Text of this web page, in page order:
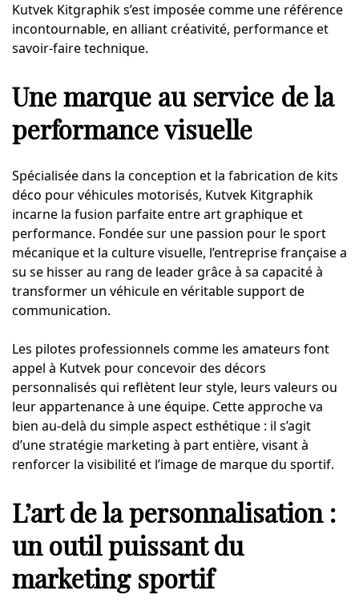
Kutvek Kitgraphik s’est imposée comme une référence
incontournable, en alliant créativité, performance et
savoir-faire technique.
Une marque au service de la
performance visuelle
Spécialisée dans la conception et la fabrication de kits
déco pour véhicules motorisés, Kutvek Kitgraphik
incarne la fusion parfaite entre art graphique et
performance. Fondée sur une passion pour le sport
mécanique et la culture visuelle, l’entreprise française a
su se hisser au rang de leader grâce à sa capacité à
transformer un véhicule en véritable support de
communication.
Les pilotes professionnels comme les amateurs font
appel à Kutvek pour concevoir des décors
personnalisés qui reflètent leur style, leurs valeurs ou
leur appartenance à une équipe. Cette approche va
bien au-delà du simple aspect esthétique : il s’agit
d’une stratégie marketing à part entière, visant à
renforcer la visibilité et l’image de marque du sportif.
L’art de la personnalisation :
un outil puissant du
marketing sportif